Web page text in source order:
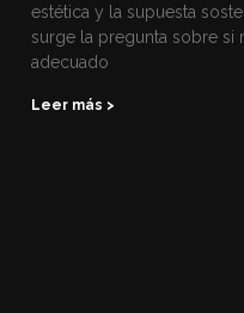
estética y la supuesta
surge la pregunta sobre si
adecuado
Leer más >